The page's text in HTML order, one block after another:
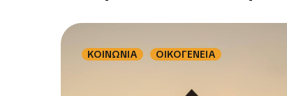
ΚΟΙΝΩΝΙΑ ΟΙΚΟΓΕΝΕΙΑ